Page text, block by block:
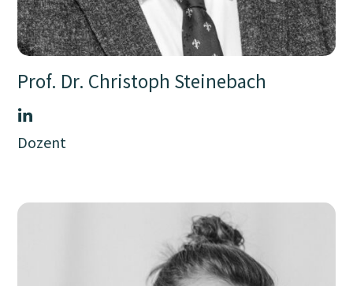
Prof. Dr. Christoph Steinebach
Dozent